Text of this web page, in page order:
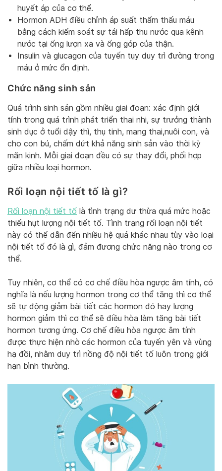
huyết áp của cơ thể.
Hormon ADH điều chỉnh áp suất thẩm thấu máu
bằng cách kiểm soát sự tái hấp thu nước qua kênh
nước tại ống lượn xa và ống góp của thận.
Insulin và glucagon của tuyến tụy duy trì đường trong
máu ở mức ổn định.
Chức năng sinh sản
Quá trình sinh sản gồm nhiều giai đoạn: xác định giới
tính trong quá trình phát triển thai nhi, sự trưởng thành
sinh dục ở tuổi dậy thì, thụ tinh, mang thai,nuôi con, và
cho con bú, chấm dứt khả năng sinh sản vào thời kỳ
mãn kinh. Mỗi giai đoạn đều có sự thay đổi, phối hợp
giữa nhiều loại hormon.
Rối loạn nội tiết tố là gì?
Rối loạn nội tiết tố là tình trạng dư thừa quá mức hoặc
thiếu hụt lượng nội tiết tố. Tình trạng rối loạn nội tiết
này có thể dẫn đến nhiều hệ quả khác nhau tùy vào loại
nội tiết tố đó là gì, đảm đương chức năng nào trong cơ
thể.
Tuy nhiên, cơ thể có cơ chế điều hòa ngược âm tính, có
nghĩa là nếu lượng hormon trong cơ thể tăng thì cơ thể
sẽ tự động giảm bài tiết các hormon đó hay lượng
hormon giảm thì cơ thể sẽ điều hòa làm tăng bài tiết
hormon tương ứng. Cơ chế điều hòa ngược âm tính
được thực hiện nhờ các hormon của tuyến yên và vùng
hạ đồi, nhằm duy trì nồng độ nội tiết tố luôn trong giới
hạn bình thường.